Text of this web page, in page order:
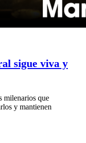
sigue viva y
milenarios que
y mantienen